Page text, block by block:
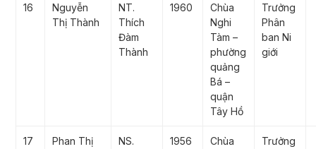
16
Nguyễn
Thị Thành
NT.
Thích
Đàm
Thành
1960
Chùa
Nghi
Tàm –
phường
quảng
Bá –
quận
Tây Hồ
Trưởng
Phân
ban Ni
giới
17
Phan Thị
NS.
1956
Chùa
Trưởng